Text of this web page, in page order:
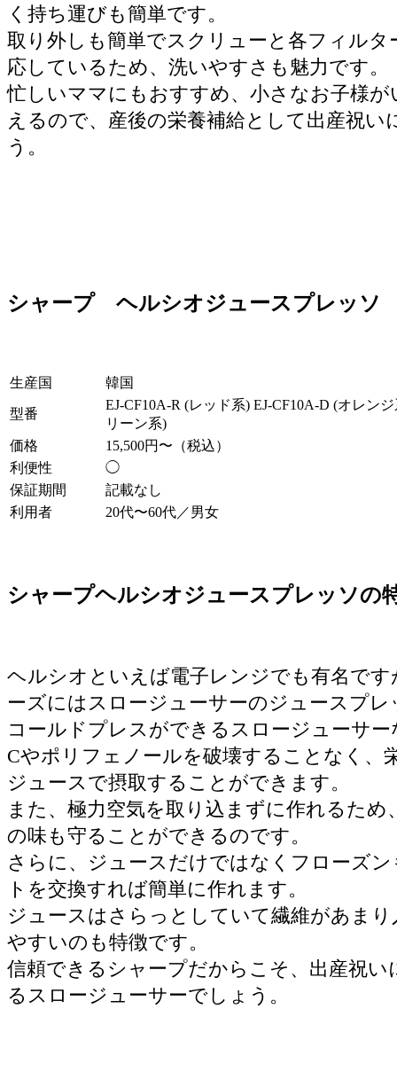
く持ち運びも簡単です。
取り外しも簡単でスクリューと各フィルタ
応しているため、洗いやすさも魅力です。
忙しいママにもおすすめ、小さなお子様が
えるので、産後の栄養補給として出産祝い
う。
シャープ ヘルシオジュースプレッソ
生産国 韓国
型番
EJ-CF10A-R (レッド系) EJ-CF10A-D (オレン
リーン系)
価格
15,500円〜（税込）
利便性
◯
保証期間
記載なし
利用者
20代〜60代／男女
シャープヘルシオジュースプレッソの
ヘルシオといえば電子レンジでも有名で
ーズにはスロージューサーのジュースプレ
コールドプレスができるスロージューサ
Cやポリフェノールを破壊することなく、
ジュースで摂取することができます。
また、極力空気を取り込まずに作れるため
の味も守ることができるのです。
さらに、ジュースだけではなくフローズ
トを交換すれば簡単に作れます。
ジュースはさらっとしていて繊維があま
やすいのも特徴です。
信頼できるシャープだからこそ、出産祝い
るスロージューサーでしょう。